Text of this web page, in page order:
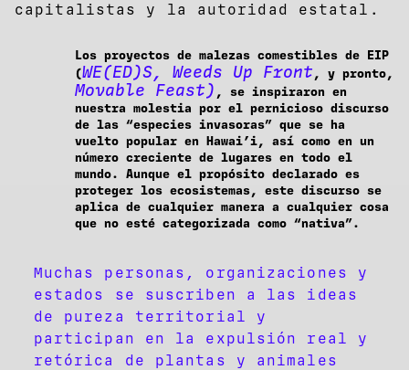
capitalistas y la autoridad estatal.
Los proyectos de malezas comestibles de EIP
(WE(ED)S, Weeds Up Front, y pronto,
Movable Feast) , se inspiraron en
nuestra molestia por el pernicioso discurso
de las “especies invasoras” que se ha
vuelto popular en Hawai’i, así como en un
número creciente de lugares en todo el
mundo. Aunque el propósito declarado es
proteger los ecosistemas, este discurso se
aplica de cualquier manera a cualquier cosa
que no esté categorizada como “nativa”.
Muchas personas, organizaciones y
estados se suscriben a las ideas
de pureza territorial y
participan en la expulsión real y
retórica de plantas y animales